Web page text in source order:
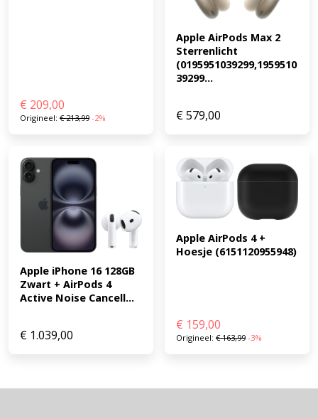
€ 209,00
Origineel: €213,99 -2%
Apple AirPods Max 2
Sterrenlicht
(0195951039299,1959510
39299...
€579,00
Apple iPhone 16 128GB
Zwart + AirPods 4
Active Noise Cancell...
€ 1.039,00
Apple AirPods 4 +
Hoesje (6151120955948)
€ 159,00
Origineel: €163,99 -3%